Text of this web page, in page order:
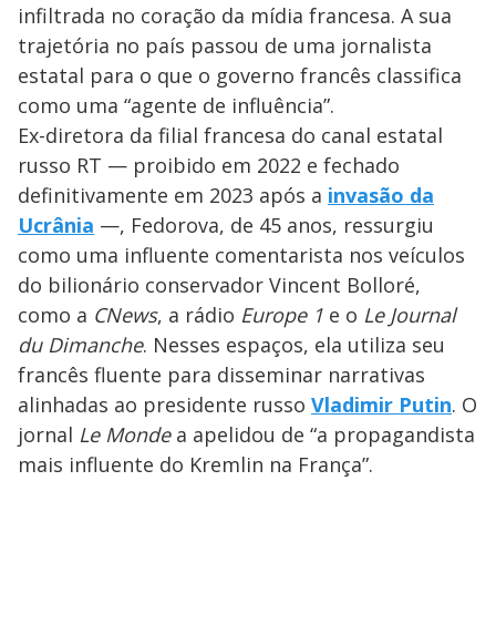
infiltrada no coração da mídia francesa. A sua
trajetória no país passou de uma jornalista
estatal para o que o governo francês classifica
como uma “agente de influência”.
Ex-diretora da filial francesa do canal estatal
russo RT — proibido em 2022 e fechado
definitivamente em 2023 após a invasão da
Ucrânia —, Fedorova, de 45 anos, ressurgiu
como uma influente comentarista nos veículos
do bilionário conservador Vincent Bolloré,
como a CNews, a rádio Europe 1 e o Le Journal
du Dimanche. Nesses espaços, ela utiliza seu
francês fluente para disseminar narrativas
alinhadas ao presidente russo Vladimir Putin. O
jornal Le Mondea apelidou de “a propagandista
mais influente do Kremlin na França”.